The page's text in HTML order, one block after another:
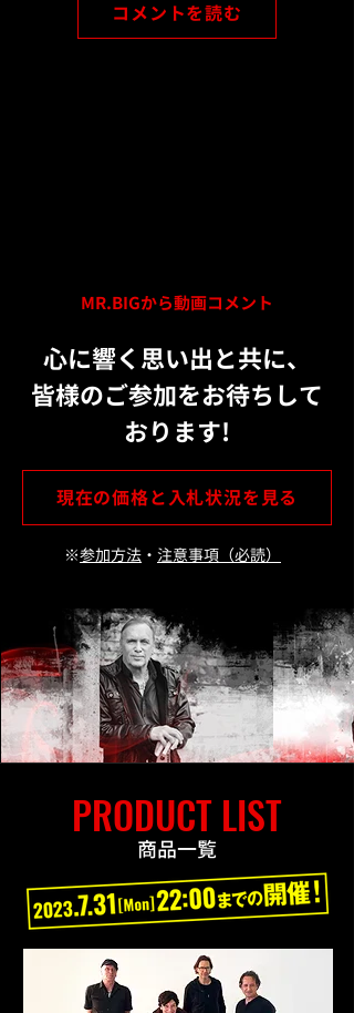
コメントを読む
​MR.BIGから動画コメント
心に響く思い出と共に、
皆様のご参加をお待ちして
おります!
現在の価格と入札状況を見る
※​参加方法 ・ 注意事項（必読）
PRODUCT LIST
​商品一覧